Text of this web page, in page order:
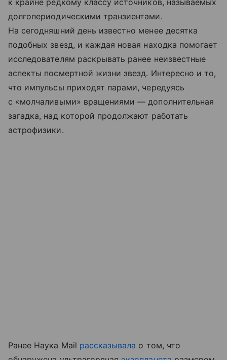
долгопериодическими транзиентами.
На сегодняшний день известно менее десятка
подобных звезд, и каждая новая находка помогает
исследователям раскрывать ранее неизвестные
аспекты посмертной жизни звезд. Интересно и то,
что импульсы приходят парами, чередуясь
с «молчаливыми» вращениями — дополнительная
загадка, над которой продолжают работать
астрофизики.
Ранее Наука Mail рассказывала о том, что